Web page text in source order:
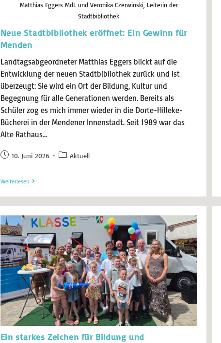
Matthias Eggers MdL und Veronika Czerwinski, Leiterin der
Stadtbibliothek
Neue Stadtbibliothek eröffnet: Ein Gewinn für
Menden
Landtagsabgeordneter Matthias Eggers blickt auf die
Entwicklung der neuen Stadtbibliothek zurück und ist
überzeugt: Sie wird ein Ort der Bildung, Kultur und
Begegnung für alle Generationen werden. Bereits als
Schüler zog es mich immer wieder in die Dorte-Hilleke-
Bücherei in der Mendener Innenstadt. Seit 1989 war das
Alte Rathaus…
10. Juni 2026 Aktuell
Weiterlesen
Ein starkes Zeichen für Bildung und